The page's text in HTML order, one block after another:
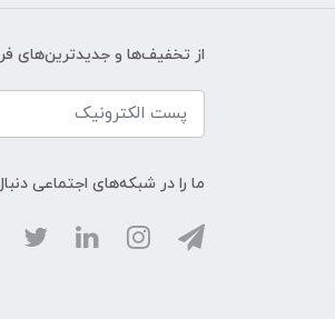
از تخفیف‌ها و جدیدترین‌های
ما را در شبکه‌های اجتماعی